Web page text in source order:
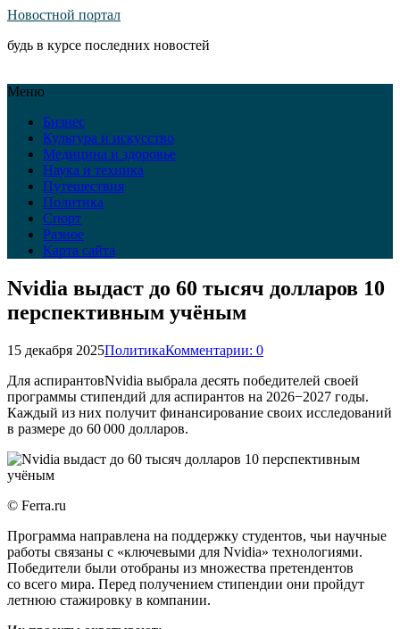
Новостной портал
будь в курсе последних новостей
Меню
Бизнес
Культура и искусство
Медицина и здоровье
Наука и техника
Путешествия
Политика
Спорт
Разное
Карта сайта
Nvidia выдаст до 60 тысяч долларов 10
перспективным учёным
15 декабря 2025ПолитикаКомментарии: 0
Для аспирантовNvidia выбрала десять победителей своей
программы стипендий для аспирантов на 2026−2027 годы.
Каждый из них получит финансирование своих исследований
в размере до 60 000 долларов.
© Ferra.ru
Программа направлена на поддержку студентов, чьи научные
работы связаны с «ключевыми для Nvidia» технологиями.
Победители были отобраны из множества претендентов
со всего мира. Перед получением стипендии они пройдут
летнюю стажировку в компании.